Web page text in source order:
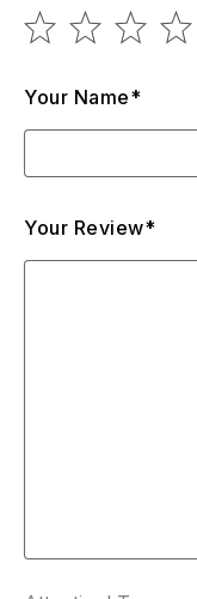
Your Name*
Your Review*